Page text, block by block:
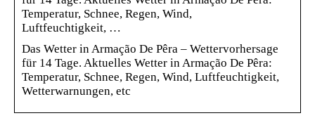
Temperatur, Schnee, Regen, Wind,
Luftfeuchtigkeit, …
Das Wetter in Armação De Pêra – Wettervorhersage
für 14 Tage. Aktuelles Wetter in Armação De Pêra:
Temperatur, Schnee, Regen, Wind, Luftfeuchtigkeit,
Wetterwarnungen, etc